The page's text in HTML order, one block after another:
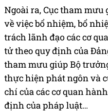
Ngoài ra, Cục tham
về việc bổ nhiệm, bổ
trách lãnh đạo các cơ
tử theo quy định của
tham mưu giúp Bộ
thực hiện phát ngôn và
chí của các cơ quan
định của pháp luật…